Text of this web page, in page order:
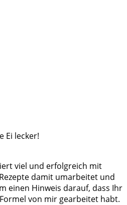
Ei lecker!
viel und erfolgreich mit
damit umarbeitet und
einen Hinweis darauf, dass Ihr
von mir gearbeitet habt.